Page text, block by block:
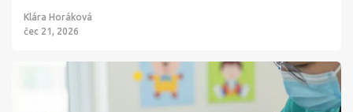
Klára Horáková
čec 21, 2026